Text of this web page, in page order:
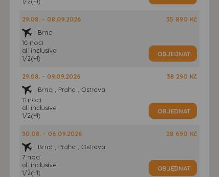
29.08. - 08.09.2026
Brno
10 nocí
all inclusive
1/2(+1)
35 890 Kč
OBJEDNAT
29.08. - 09.09.2026
Brno , Praha , Ostrava
11 nocí
all inclusive
1/2(+1)
38 290 Kč
OBJEDNAT
30.08. - 06.09.2026
Brno , Praha , Ostrava
7 nocí
all inclusive
1/2(+1)
28 690 Kč
OBJEDNAT